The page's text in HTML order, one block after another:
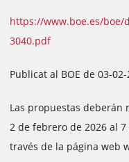
https://www.boe.es/boe/
3040.pdf
Publicat al BOE de 03-
Las propuestas deberán
2 de febrero de 2026 al
través de la página web